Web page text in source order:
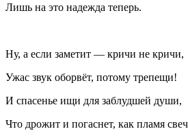
Лишь на это надежда теперь.
Ну, а если заметит — кричи не кричи,
Ужас звук оборвёт, потому трепещи!
И спасенье ищи для заблудшей души,
Что дрожит и погаснет, как пламя